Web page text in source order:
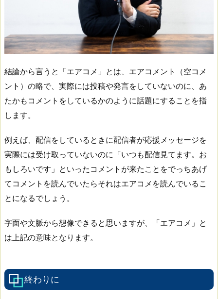
結論から言うと「エアコメ」とは、エアコメント（空コメ
ント）の略で、実際には投稿や発言をしていないのに、あ
たかもコメントをしているかのように話題にすることを指
します。
例えば、配信をしているときに配信者が応援メッセージを
実際には受け取っていないのに「いつも配信見てます。お
もしろいです」といったコメントが来たことをでっちあげ
てコメントを読んでいたらそれはエアコメを読んでいるこ
とになるでしょう。
字面や文脈から想像できると思いますが、「エアコメ」と
は上記の意味となります。
終わりに